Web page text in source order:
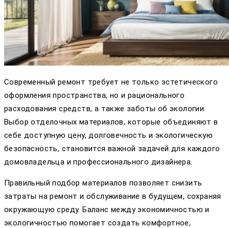
Современный ремонт требует не только эстетического
оформления пространства, но и рационального
расходования средств, а также заботы об экологии.
Выбор отделочных материалов, которые объединяют в
себе доступную цену, долговечность и экологическую
безопасность, становится важной задачей для каждого
домовладельца и профессионального дизайнера.
Правильный подбор материалов позволяет снизить
затраты на ремонт и обслуживание в будущем, сохраняя
окружающую среду. Баланс между экономичностью и
экологичностью помогает создать комфортное,